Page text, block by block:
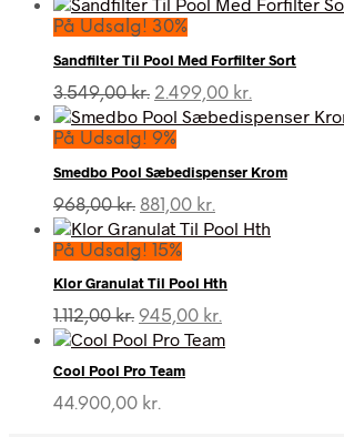
På Udsalg! 30%
Sandfilter Til Pool Med Forfilter Sort
3.549,00kr. Den
oprindelige
pris
3.549,00 kr..
2.499,00 kr.
aktuelle
2.499,00 kr..
På Udsalg! 9%
Smedbo Pool Sæbedispenser Krom
968,00kr. Den
oprindelige
pris
968,00 kr..
881,00 kr.
aktuelle
881,00 kr..
På Udsalg! 15%
Klor Granulat Til Pool Hth
1.112,00kr. Den
oprindelige
var:
1.112,00 kr..
945,00 kr.
aktuelle
Cool Pool Pro Team
44.900,00 kr.